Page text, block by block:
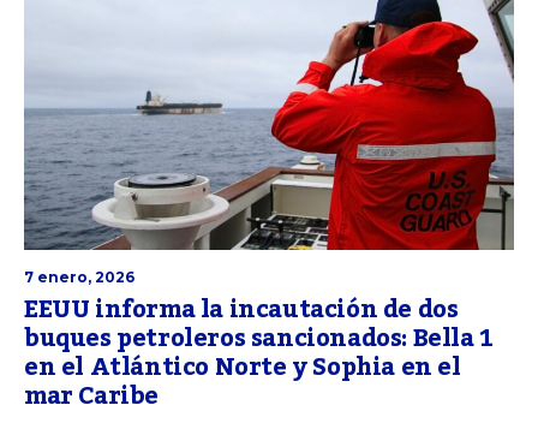
7 enero, 2026
EEUU informa la incautación de dos
buques petroleros sancionados: Bella 1
en el Atlántico Norte y Sophia en el
mar Caribe